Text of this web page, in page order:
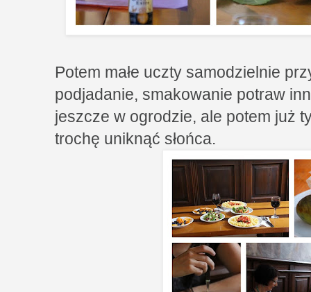
Potem małe uczty samodzielnie
podjadanie, smakowanie potraw
jeszcze w ogrodzie, ale potem już
trochę uniknąć słońca.